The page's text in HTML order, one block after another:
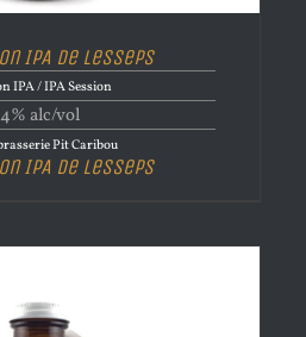
IPA de Lesseps
IPA / IPA Session
4% alc/vol
Pit Caribou
IPA de Lesseps